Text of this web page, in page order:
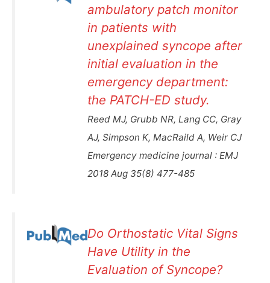
ambulatory patch monitor
in patients with
unexplained syncope after
initial evaluation in the
emergency department:
the PATCH-ED study.
Reed MJ, Grubb NR, Lang CC, Gray
AJ, Simpson K, MacRaild A, Weir CJ
Emergency medicine journal : EMJ
2018 Aug 35(8) 477-485
Do Orthostatic Vital Signs
Have Utility in the
Evaluation of Syncope?